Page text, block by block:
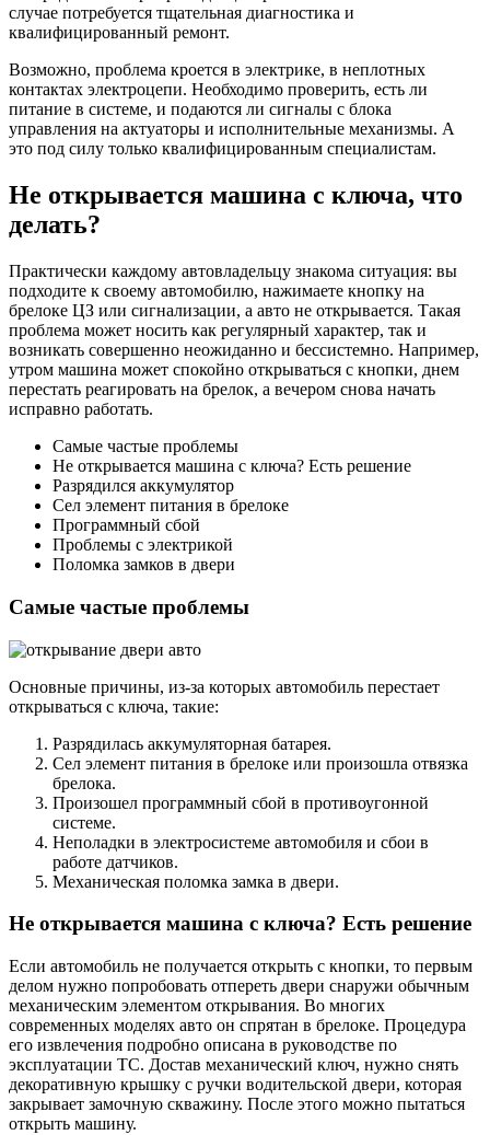
случае потребуется тщательная диагностика и
квалифицированный ремонт.
Возможно, проблема кроется в электрике, в неплотных
контактах электроцепи. Необходимо проверить, есть ли
питание в системе, и подаются ли сигналы с блока
управления на актуаторы и исполнительные механизмы. А
это под силу только квалифицированным специалистам.
Не открывается машина с ключа, что
делать?
Практически каждому автовладельцу знакома ситуация: вы
подходите к своему автомобилю, нажимаете кнопку на
брелоке ЦЗ или сигнализации, а авто не открывается. Такая
проблема может носить как регулярный характер, так и
возникать совершенно неожиданно и бессистемно. Например,
утром машина может спокойно открываться с кнопки, днем
перестать реагировать на брелок, а вечером снова начать
исправно работать.
Самые частые проблемы
Не открывается машина с ключа? Есть решение
Разрядился аккумулятор
Сел элемент питания в брелоке
Программный сбой
Проблемы с электрикой
Поломка замков в двери
Самые частые проблемы
Основные причины, из-за которых автомобиль перестает
открываться с ключа, такие:
Разрядилась аккумуляторная батарея.
Сел элемент питания в брелоке или произошла отвязка
брелока.
Произошел программный сбой в противоугонной
системе.
Неполадки в электросистеме автомобиля и сбои в
работе датчиков.
Механическая поломка замка в двери.
Не открывается машина с ключа? Есть решение
Если автомобиль не получается открыть с кнопки, то первым
делом нужно попробовать отпереть двери снаружи обычным
механическим элементом открывания. Во многих
современных моделях авто он спрятан в брелоке. Процедура
его извлечения подробно описана в руководстве по
эксплуатации ТС. Достав механический ключ, нужно снять
декоративную крышку с ручки водительской двери, которая
закрывает замочную скважину. После этого можно пытаться
открыть машину.